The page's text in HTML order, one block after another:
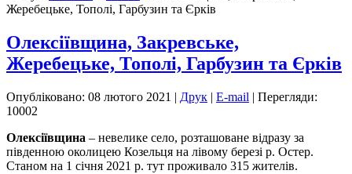
Жеребецьке, Тополі, Гарбузин та Єрків
Олексіївщина, Закревське,
Жеребецьке, Тополі, Гарбузин та Єрків
Опубліковано: 08 лютого 2021 | Друк | E-mail | Перегляди:
10002
Олексіївщина – невелике село, розташоване відразу за
південною околицею Ко­з­ельця на лівому березі р. Остер.
Станом на 1 січня 2021 р. тут проживало 315 жителів.